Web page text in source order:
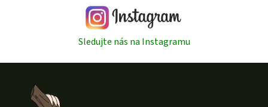
Sledujte nás na Instagramu